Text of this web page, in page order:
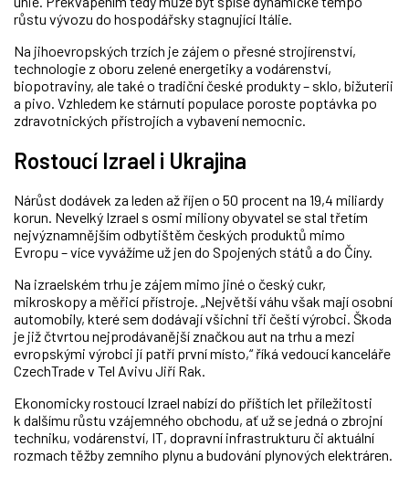
růstu vývozu do hospodářsky stagnující Itálie.
Na jihoevropských trzích je zájem o přesné strojírenství,
technologie z oboru zelené energetiky a vodárenství,
biopotraviny, ale také o tradiční české produkty – sklo, bižuterii
a pivo. Vzhledem ke stárnutí populace poroste poptávka po
zdravotnických přístrojích a vybavení nemocnic.
Rostoucí Izrael i Ukrajina
Nárůst dodávek za leden až říjen o 50 procent na 19,4 miliardy
korun. Nevelký Izrael s osmi miliony obyvatel se stal třetím
nejvýznamnějším odbytištěm českých produktů mimo
Evropu – více vyvážíme už jen do Spojených států a do Číny.
Na izraelském trhu je zájem mimo jiné o český cukr,
mikroskopy a měřicí přístroje. „Největší váhu však mají osobní
automobily, které sem dodávají všichni tři čeští výrobci. Škoda
je již čtvrtou nejprodávanější značkou aut na trhu a mezi
evropskými výrobci jí patří první místo,“ říká vedoucí kanceláře
CzechTrade v Tel Avivu Jiří Rak.
Ekonomicky rostoucí Izrael nabízí do příštích let příležitosti
k dalšímu růstu vzájemného obchodu, ať už se jedná o zbrojní
techniku, vodárenství, IT, dopravní infrastrukturu či aktuální
rozmach těžby zemního plynu a budování plynových elektráren.